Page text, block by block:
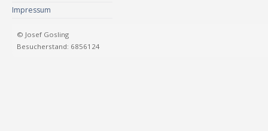
Impressum
© Josef Gosling
Besucherstand: 6856124